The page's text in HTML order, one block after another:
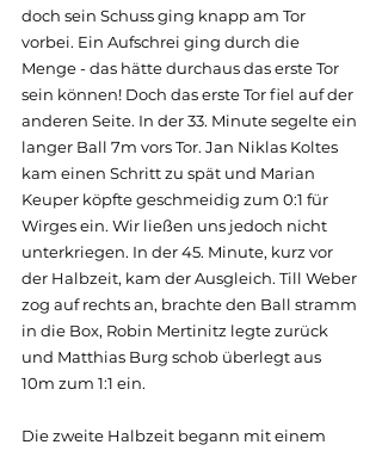
doch sein Schuss ging knapp am Tor
vorbei. Ein Aufschrei ging durch die
Menge - das hätte durchaus das erste Tor
sein können! Doch das erste Tor fiel auf der
anderen Seite. In der 33. Minute segelte ein
langer Ball 7m vors Tor. Jan Niklas Koltes
kam einen Schritt zu spät und Marian
Keuper köpfte geschmeidig zum 0:1 für
Wirges ein. Wir ließen uns jedoch nicht
unterkriegen. In der 45. Minute, kurz vor
der Halbzeit, kam der Ausgleich. Till Weber
zog auf rechts an, brachte den Ball stramm
in die Box, Robin Mertinitz legte zurück
und Matthias Burg schob überlegt aus
10m zum 1:1 ein.
Die zweite Halbzeit begann mit einem